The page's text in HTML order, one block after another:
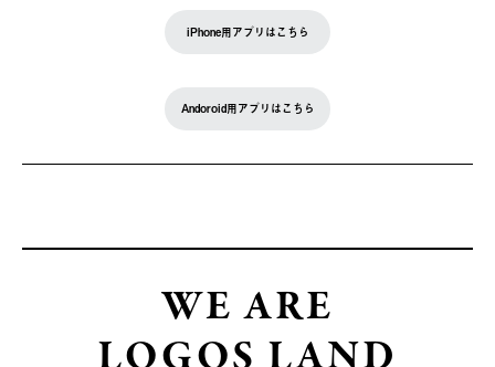
iPhone用アプリはこちら
Andoroid用アプリはこちら
WE ARE